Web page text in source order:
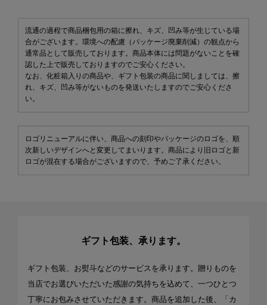
流通の過程で商品梱包用の箱に擦れ、キズ、凹み等が生じている場
合がございます。環境への配慮（パッケージ廃棄削減）の観点から
通常品として販売しております。商品本体には問題がないことを確
認した上で販売しておりますのでご安心ください。
なお、化粧箱入りの商品や、ギフト包装の商品に関しましては、擦
れ、キズ、凹み等がないものを発送いたしますのでご安心くださ
い。
ロゴリニューアルに伴い、商品への刻印やパッケージのロゴを、順
次新しいデザインへと変更してまいります。商品により旧ロゴと新
ロゴが混在する場合がございますので、予めご了承ください。
ギフト包装、承ります。
ギフト包装、お熨斗などのサービスを承ります。贈りものを
当店でお選びいただいた感謝の気持ちを込めて、一つひとつ
丁寧にお包みさせていただきます。商品を追加した後、「カ